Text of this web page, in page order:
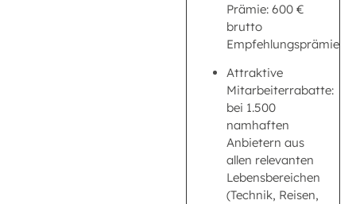
Prämie: 600 €
brutto
Empfehlungsprämie
Attraktive
Mitarbeiterrabatte:
bei 1.500
namhaften
Anbietern aus
allen relevanten
Lebensbereichen
(Technik, Reisen,